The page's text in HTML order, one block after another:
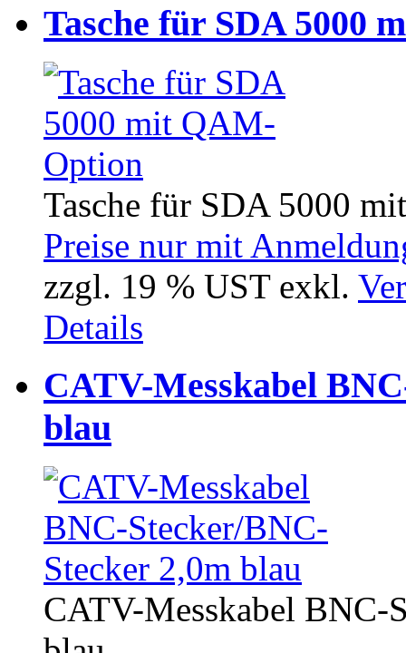
Tasche für SDA 5000
Tasche für SDA 5000
Preise nur mit
zzgl. 19 % UST exkl.
Details
CATV-Messkabel
blau
CATV-Messkabel BNC-